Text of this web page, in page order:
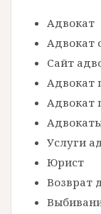
Адвокат
Адвокат
Сайт
Адвокат
Адвокат
Услуги
Юрист
Возврат